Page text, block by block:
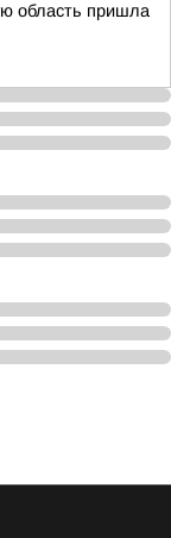
область пришла